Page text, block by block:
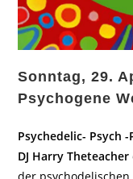
Sonntag, 29.
Psychogene
Psychedelic- Psych
DJ Harry Theteacher